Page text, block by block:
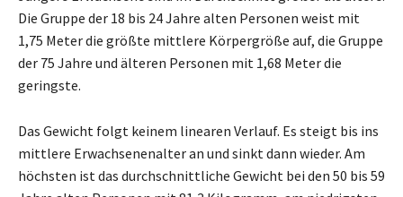
Die Gruppe der 18 bis 24 Jahre alten Personen weist mit
1,75 Meter die größte mittlere Körpergröße auf, die Gruppe
der 75 Jahre und älteren Personen mit 1,68 Meter die
geringste.
Das Gewicht folgt keinem linearen Verlauf. Es steigt bis ins
mittlere Erwachsenenalter an und sinkt dann wieder. Am
höchsten ist das durchschnittliche Gewicht bei den 50 bis 59